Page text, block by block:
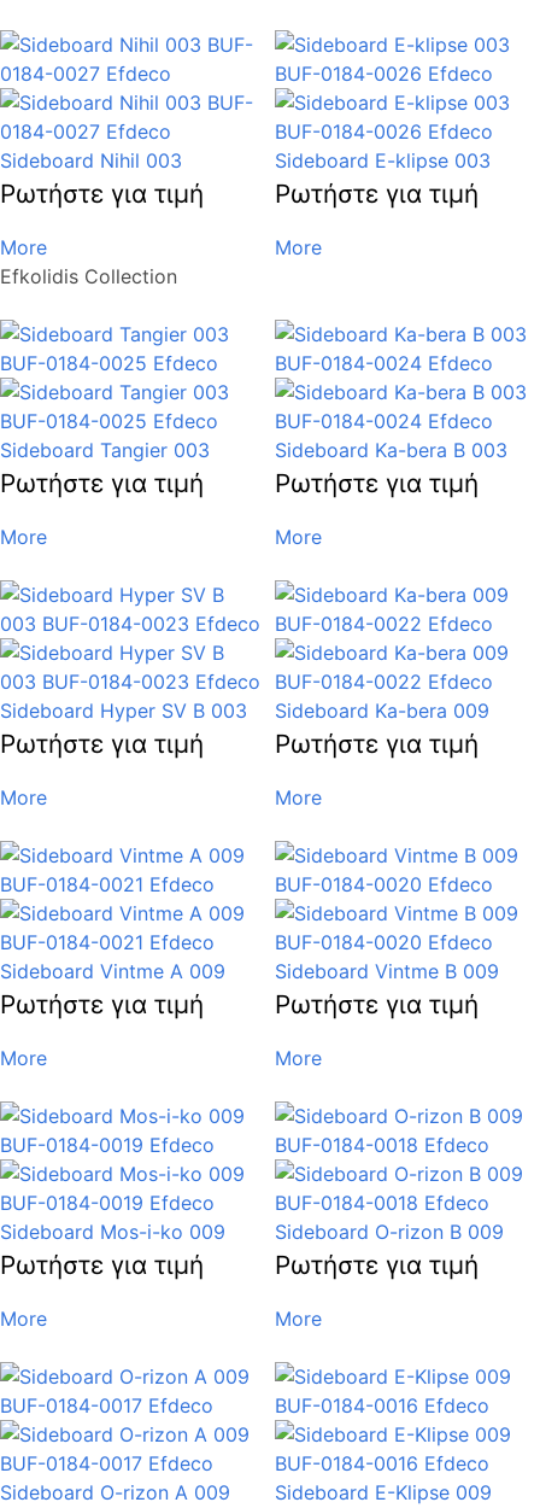
Sideboard Nihil 003
Ρωτήστε για τιμή
More
Efkolidis Collection
Sideboard E-klipse 003
Ρωτήστε για τιμή
More
Sideboard Tangier 003
Ρωτήστε για τιμή
More
Sideboard Ka-bera B 003
Ρωτήστε για τιμή
More
Sideboard Hyper SV B 003
Ρωτήστε για τιμή
More
Sideboard Ka-bera 009
Ρωτήστε για τιμή
More
Sideboard Vintme A 009
Ρωτήστε για τιμή
More
Sideboard Vintme B 009
Ρωτήστε για τιμή
More
Sideboard Mos-i-ko 009
Ρωτήστε για τιμή
More
Sideboard O-rizon B 009
Ρωτήστε για τιμή
More
Sideboard O-rizon A 009 Sideboard E-Klipse 009